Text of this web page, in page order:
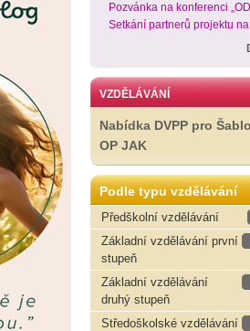
Pozvánka na konferenci
Setkání partnerů projektu
VZDĚLÁVÁNÍ
Nabídka DVPP pro
OP JAK
Podle typu vzdělávání
Předškolní vzdělávání
Základní vzdělávání první
stupeň
Základní vzdělávání
druhý stupeň
Středoškolské vzdělávání